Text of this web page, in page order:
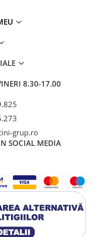
8.30-17.00
grup.ro
SOCIAL MEDIA